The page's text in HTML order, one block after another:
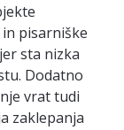
pisarniške
sta nizka
Dodatno
vrat tudi
zaklepanja